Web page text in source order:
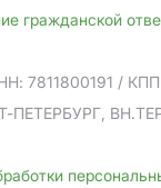
гражданской
7811800191 /
ПЕТЕРБУРГ,